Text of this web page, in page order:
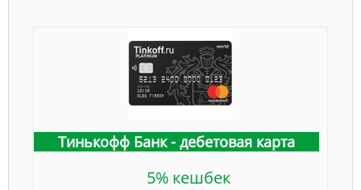
Тинькофф Банк - дебетовая карта
5% кешбек